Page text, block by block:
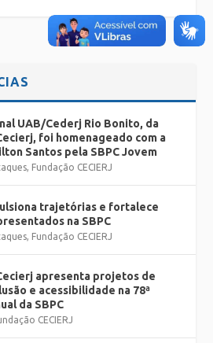
UAB/Cederj Rio Bonito, da
foi homenageado com a
Santos pela SBPC Jovem
, Fundação CECIERJ
trajetórias e fortalece
na SBPC
, Fundação CECIERJ
apresenta projetos de
e acessibilidade na 78ª
da SBPC
CECIERJ